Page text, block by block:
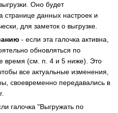
Оно будет
странице данных настроек и
для заметок о выгрузке.
- если эта галочка активна,
обновляться по
время (см. п. 4 и 5 ниже). Это
все актуальные изменения,
своевременно передавались в
галочка "Выгружать по